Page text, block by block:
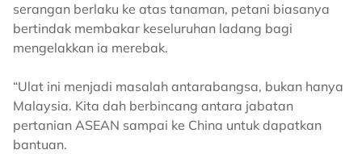
serangan berlaku ke atas tanaman, petani biasanya
bertindak membakar keseluruhan ladang bagi
mengelakkan ia merebak.
“Ulat ini menjadi masalah antarabangsa, bukan hanya
Malaysia. Kita dah berbincang antara jabatan
pertanian ASEAN sampai ke China untuk dapatkan
bantuan.